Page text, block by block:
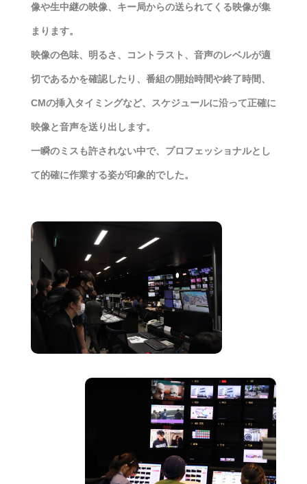
像や生中継の映像、キー局からの送られてくる映像が集
まります。
映像の色味、明るさ、コントラスト、音声のレベルが適
切であるかを確認したり、番組の開始時間や終了時間、
CMの挿入タイミングなど、スケジュールに沿って正確に
映像と音声を送り出します。
一瞬のミスも許されない中で、プロフェッショナルとし
て的確に作業する姿が印象的でした。